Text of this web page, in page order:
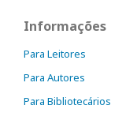
Informações
Para Leitores
Para Autores
Para Bibliotecários